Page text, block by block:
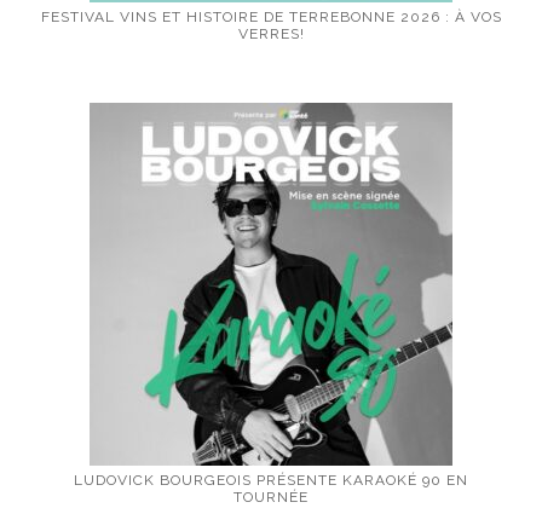
FESTIVAL VINS ET HISTOIRE DE TERREBONNE 2026 : À VOS
VERRES!
LUDOVICK BOURGEOIS PRÉSENTE KARAOKÉ 90 EN
TOURNÉE